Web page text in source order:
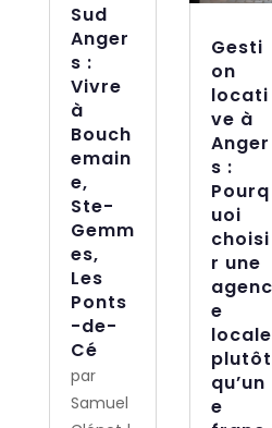
Sud
Anger
s :
Vivre
à
Bouch
emain
e,
Ste-
Gemm
es,
Les
Ponts
-de-
Cé
par
Samuel
Gesti
on
locati
ve à
Anger
s :
Pourq
uoi
choisi
r une
agenc
e
locale
plutôt
qu’un
e